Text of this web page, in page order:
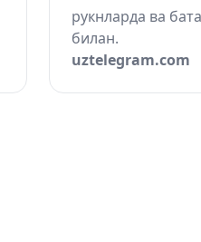
рукнларда ва
билан.
uztelegram.com